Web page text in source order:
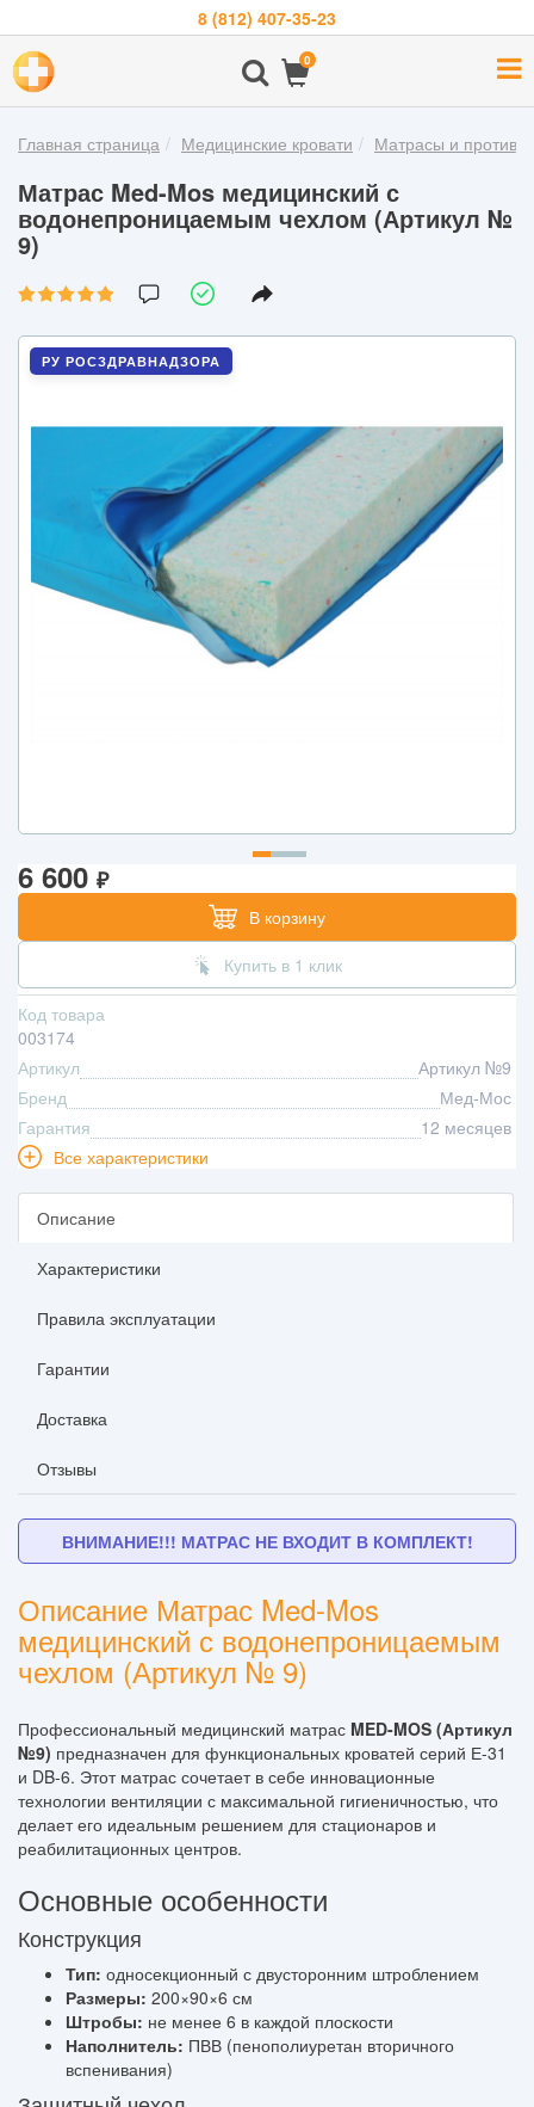
8 (812) 407-35-23
0
О
компании
Бренды
Покупателям
Новости
Акции
Контакты
Главная страница Медицинские кровати Матрасы и
Матрас Med-Mos медицинский с
водонепроницаемым чехлом (Артикул №
9)
РУ РОСЗДРАВНАДЗОРА
6 600 ₽
В корзину
Купить в 1 клик
Код товара
003174
Артикул
Артикул №9
Бренд
Мед-Мос
Гарантия
12 месяцев
Все характеристики
Описание
Характеристики
Правила эксплуатации
Гарантии
Доставка
Отзывы
ВНИМАНИЕ!!! МАТРАС НЕ ВХОДИТ В КОМПЛЕКТ!
Описание Матрас Med-Mos
медицинский с водонепроницаемым
чехлом (Артикул № 9)
Профессиональный медицинский матрас MED-MOS (Артикул
№9) предназначен для функциональных кроватей серий Е-31
и DB-6. Этот матрас сочетает в себе инновационные
технологии вентиляции с максимальной гигиеничностью, что
делает его идеальным решением для стационаров и
реабилитационных центров.
Основные особенности
Конструкция
Тип: односекционный с двусторонним штроблением
Размеры: 200×90×6 см
Штробы: не менее 6 в каждой плоскости
Наполнитель: ПВВ (пенополиуретан вторичного
вспенивания)